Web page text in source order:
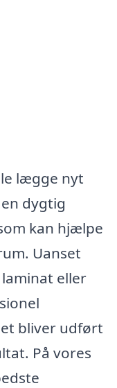
lægge nyt
dygtig
kan hjælpe
Uanset
eller
bliver udført
På vores